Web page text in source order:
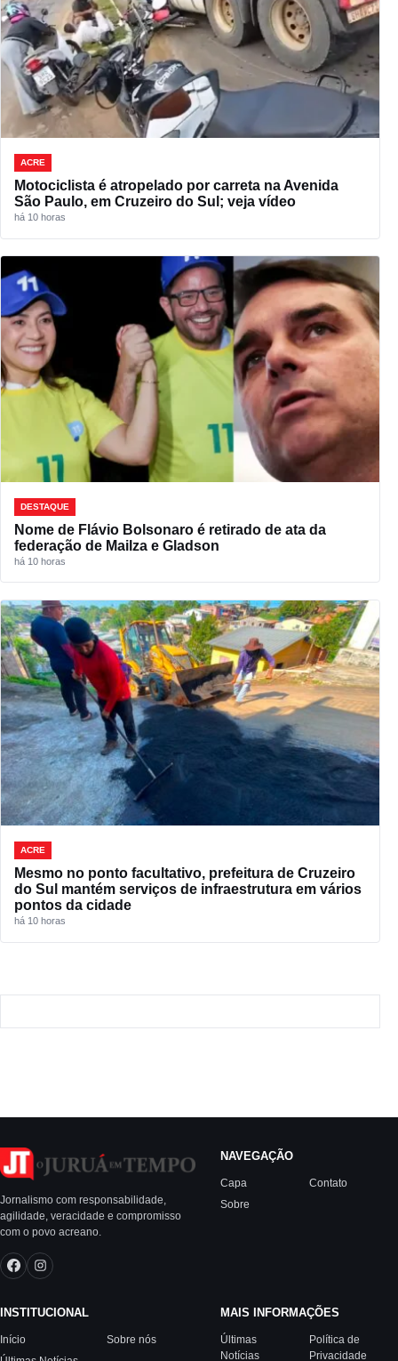
ACRE
Motociclista é atropelado por carreta na Avenida
São Paulo, em Cruzeiro do Sul; veja vídeo
há 10 horas
DESTAQUE
Nome de Flávio Bolsonaro é retirado de ata da
federação de Mailza e Gladson
há 10 horas
ACRE
Mesmo no ponto facultativo, prefeitura de Cruzeiro
do Sul mantém serviços de infraestrutura em vários
pontos da cidade
há 10 horas
Jornalismo com responsabilidade,
agilidade, veracidade e compromisso
com o povo acreano.
NAVEGAÇÃO
Capa
Sobre
Contato
INSTITUCIONAL
Início
Sobre nós
MAIS INFORMAÇÕES
Últimas
Notícias
Política de
Privacidade